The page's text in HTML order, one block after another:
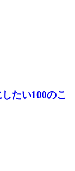
たい100のこ